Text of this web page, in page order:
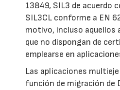
13849, SIL3 de acuerdo
SIL3CL conforme a EN
motivo, incluso aquellos
que no dispongan de
emplearse en
Las aplicaciones
función de migración de